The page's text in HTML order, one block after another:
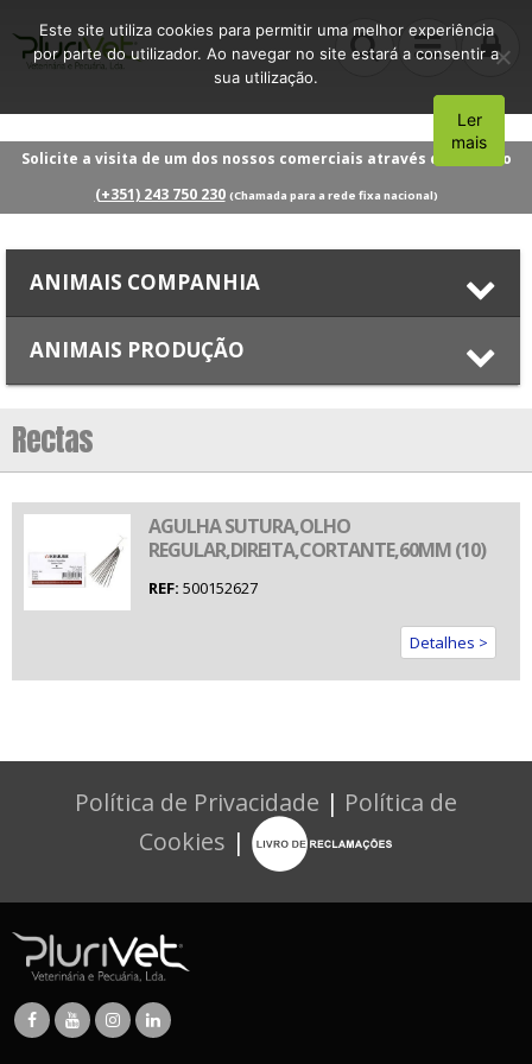
Solicite a visita de um dos nossos comerciais através do número
(+351) 243 750 230 (Chamada para a rede fixa nacional)
ANIMAIS COMPANHIA
ANIMAIS PRODUÇÃO
Rectas
AGULHA SUTURA,OLHO
REGULAR,DIREITA,CORTANTE,60MM (10)
REF: 500152627
Detalhes >
Política de Privacidade | Política de
Cookies |
Este site utiliza cookies para permitir uma melhor experiência
por parte do utilizador. Ao navegar no site estará a consentir a
sua utilização.
Aceito
Ler
mais